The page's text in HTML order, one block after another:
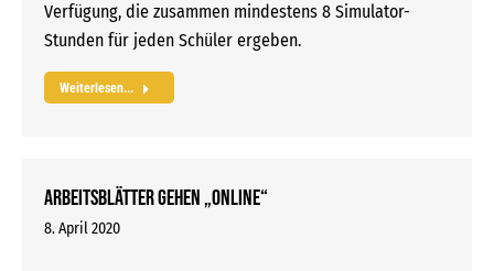
Verfügung, die zusammen mindestens 8 Simulator-
Stunden für jeden Schüler ergeben.
Weiterlesen...
Arbeitsblätter gehen „online“
8. April 2020